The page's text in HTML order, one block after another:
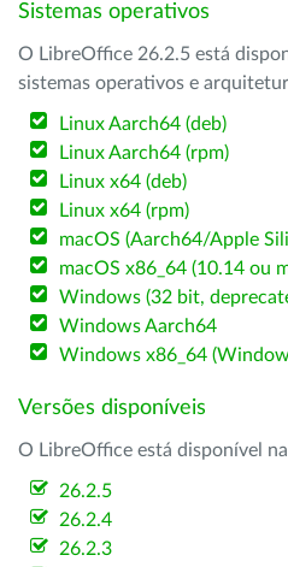
Sistemas operativos
O LibreOffice 26.2.5 está
sistemas operativos e
Linux Aarch64 (deb)
Linux Aarch64 (rpm)
Linux x64 (deb)
Linux x64 (rpm)
macOS (Aarch64/Apple
macOS x86_64 (10.14 ou
Windows (32 bit,
Windows Aarch64
Windows x86_64
Versões disponíveis
O LibreOffice está disponível
26.2.5
26.2.4
26.2.3